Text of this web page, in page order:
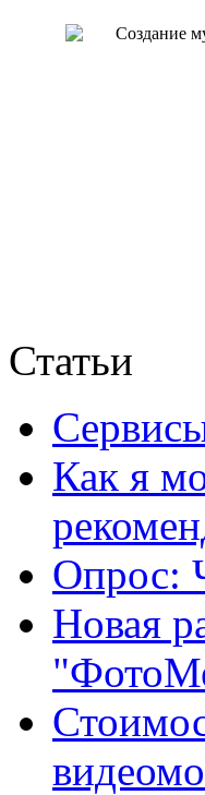
Статьи
Как я
Опрос:
Новая